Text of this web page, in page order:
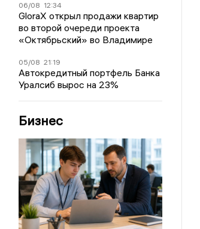
06/08 12:34
GloraX открыл продажи квартир
во второй очереди проекта
«Октябрьский» во Владимире
05/08 21:19
Автокредитный портфель Банка
Уралсиб вырос на 23%
Бизнес